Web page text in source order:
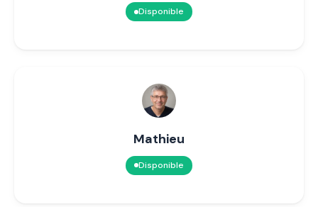
Disponible
Mathieu
Disponible